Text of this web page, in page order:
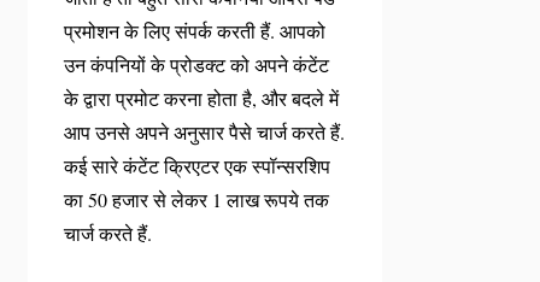
प्रमोशन के लिए संपर्क करती हैं. आपको
उन कंपनियों के प्रोडक्ट को अपने कंटेंट
के द्वारा प्रमोट करना होता है, और बदले में
आप उनसे अपने अनुसार पैसे चार्ज करते हैं.
कई सारे कंटेंट क्रिएटर एक स्पॉन्सरशिप
का 50 हजार से लेकर 1 लाख रूपये तक
चार्ज करते हैं.